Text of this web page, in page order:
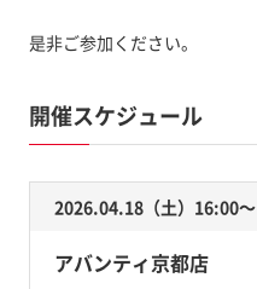
是非ご参加ください。
開催スケジュール
2026.04.18（土）16:00〜
アバンティ京都店